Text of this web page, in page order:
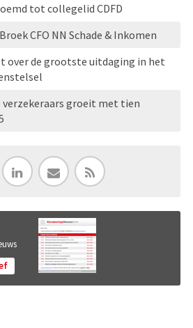
tot collegelid CDFD
CFO NN Schade & Inkomen
over de grootste uitdaging in het
groeit met tien